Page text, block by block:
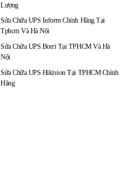
Lượng
Sửa Chữa UPS Inform Chính Hãng Tại
Tphcm Và Hà Nội
Sửa Chữa UPS Borri Tại TPHCM Và Hà
Nội
Sửa Chữa UPS Hikivion Tại TPHCM Chính
Hãng